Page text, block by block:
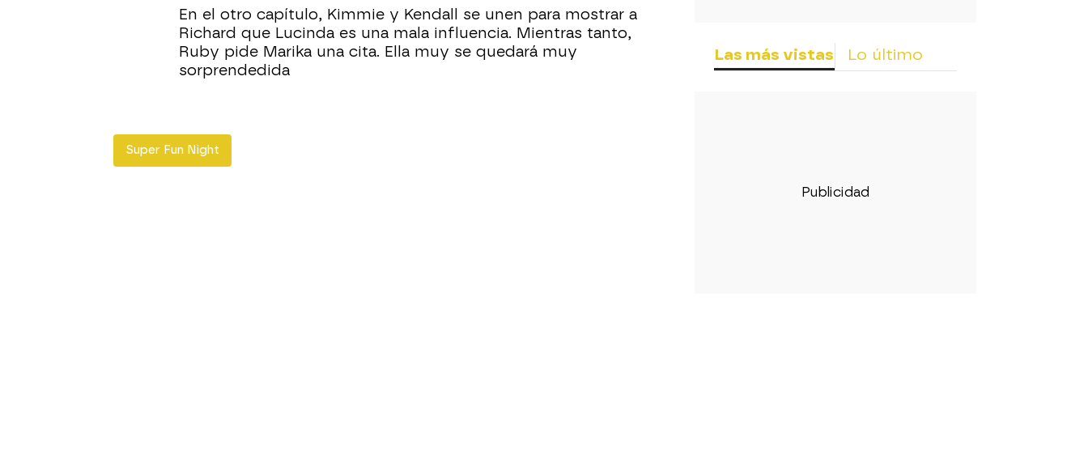
En el otro capítulo, Kimmie y Kendall se unen para mostrar a
Richard que Lucinda es una mala influencia. Mientras tanto,
Ruby pide Marika una cita. Ella muy se quedará muy
sorprendedida
Super Fun Night
Las más vistas Lo último